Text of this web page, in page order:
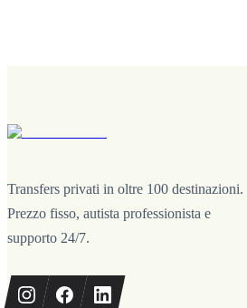
Transfers privati in oltre 100 destinazioni.
Prezzo fisso, autista professionista e
supporto 24/7.